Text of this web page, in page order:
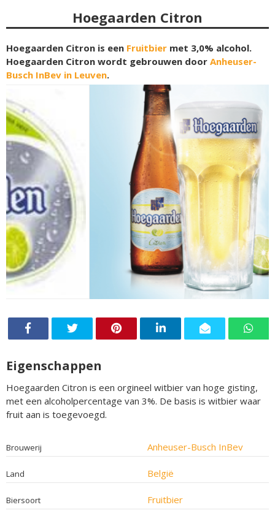
Hoegaarden Citron
Hoegaarden Citron is een Fruitbier met 3,0% alcohol.
Hoegaarden Citron wordt gebrouwen door Anheuser-
Busch InBev in Leuven.
Eigenschappen
Hoegaarden Citron is een orgineel witbier van hoge gisting,
met een alcoholpercentage van 3%. De basis is witbier waar
fruit aan is toegevoegd.
Brouwerij Anheuser-Busch InBev
Land België
Biersoort Fruitbier